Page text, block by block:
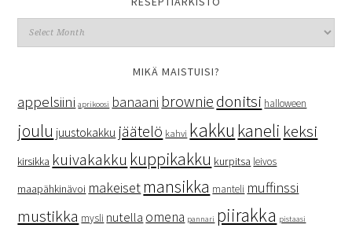
MIKÄ MAISTUISI?
appelsiini aprikoosi banaani brownie donitsi halloween
joulu juustokakku jäätelö kahvi kakku kaneli keksi
kirsikka kuivakakku kuppikakku kurpitsa leivos
maapähkinävoi makeiset mansikka manteli muffinssi
mustikka mysli nutella omena pannari piirakka pistaasi